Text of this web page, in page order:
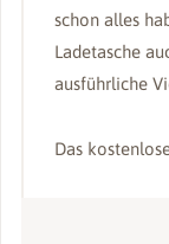
schon alles
Ladetasche
ausführliche
Das